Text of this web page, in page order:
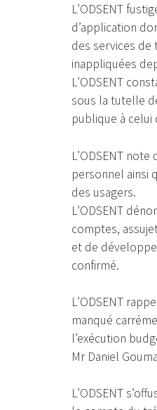
L’ODSENT
d’application
des services
inappliquées
L’ODSENT
sous la tutelle
publique à celui
L’ODSENT
personnel ainsi
des usagers.
L’ODSENT
comptes,
et de
confirmé.
L’ODSENT
manqué
l’exécution
Mr Daniel
L’ODSENT